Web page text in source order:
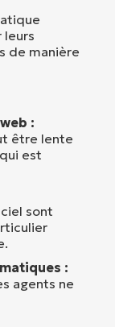
leurs
de manière
:
être lente
est
sont
:
agents ne